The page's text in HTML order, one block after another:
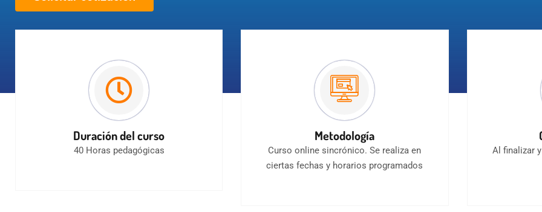
Duración del curso
40 Horas pedagógicas
Metodología
Curso online sincrónico. Se realiza en
ciertas fechas y horarios programados
Al finalizar